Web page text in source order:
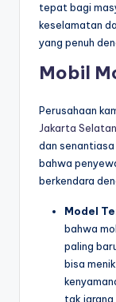
tepat bagi
keselamatan
yang penuh
Mobil
Perusahaan
Jakarta Selatan
dan
bahwa
berkendara
Model
bahwa
paling
bisa
tak